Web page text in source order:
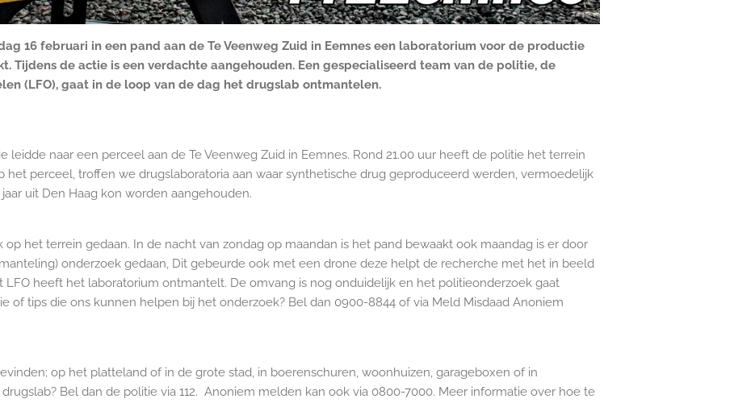
16 februari in een pand aan de Te Veenweg Zuid in Eemnes een laboratorium voor de productie
Tijdens de actie is een verdachte aangehouden. Een gespecialiseerd team van de politie, de
(LFO), gaat in de loop van de dag het drugslab ontmantelen.
leidde naar een perceel aan de Te Veenweg Zuid in Eemnes. Rond 21.00 uur heeft de politie het terrein
het perceel, troffen we drugslaboratoria aan waar synthetische drug geproduceerd werden, vermoedelijk
uit Den Haag kon worden aangehouden.
het terrein gedaan. In de nacht van zondag op maandan is het pand bewaakt ook maandag is er door
onderzoek gedaan, Dit gebeurde ook met een drone deze helpt de recherche met het in beeld
LFO heeft het laboratorium ontmantelt. De omvang is nog onduidelijk en het politieonderzoek gaat
of tips die ons kunnen helpen bij het onderzoek? Bel dan 0900-8844 of via Meld Misdaad Anoniem
op het platteland of in de grote stad, in boerenschuren, woonhuizen, garageboxen of in
Bel dan de politie via 112. Anoniem melden kan ook via 0800-7000. Meer informatie over hoe te